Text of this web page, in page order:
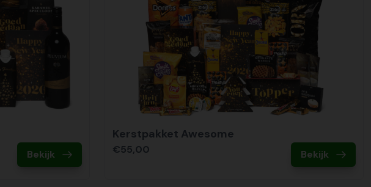
Bekijk
Kerstpakket Awesome
€55,00 Bekijk